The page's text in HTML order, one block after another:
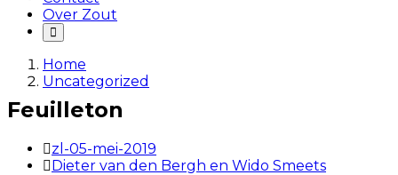
Over Zout
Home
Uncategorized
Feuilleton
zl-05-mei-2019
Dieter van den Bergh en Wido Smeets